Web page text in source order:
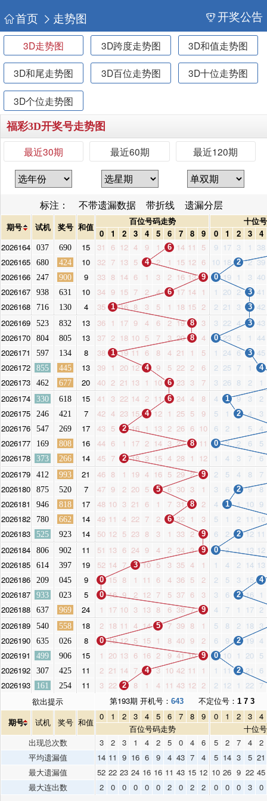
首页 走势图 开奖公告
3D走势图 3D跨度走势图 3D和值走势图
3D和尾走势图 3D百位走势图 3D十位走势图
3D个位走势图
福彩3D开奖号走势图
最近30期 最近60期 最近120期
标注： 不带遗漏数据 带折线 遗漏分层
期号 试机 奖号 和值
百位号码走势
十位
0
1 2 3 4 5 6 7 8 9 0 1 2 3
4
2026164
037 690 15 31 6 12 4 9 1 6 14 11 5 9 17 3 1
38
2026165
680 424 10 32 7 13 5 4 2 1 15 12 6 10 18 2 2 39
2026166
247 900 9 33 8 14 6 1 3 2 16 13 9 0 19 1 3 40
2026167
938 631 10 34 9 15 7 2 4 6 17 14 1 1 20 2 3 41
2026168
716 130 4 35 1 16 8 3 5 1 18 15 2 2 21 3 3 42
2026169
523 832 13 36 1 17 9 4 6 2 19 8 3 3 22 4 3 43
2026170
804 805 13 37 2 18 10 5 7 3 20 8 4 0 23 5 1 44
2026171
597 134 8 38 1 19 11 6 8 4 21 1 5 1 24 6 3 45
2026172
855 445 13 39 1 20 12 4 9 5 22 2 6 2 25 7 1 4
2026173 462 677 20 40 2 21 13 1 10 6 23 3 7 3 26 8 2
1
2026174
330 618 15 41 3 22 14 2 11 6 24 4 8 4 1 9 3
2
2026175
246 421 7 42 4 23 15 4 12 1 25 5 9 5 1 2 4
3
2026176
547 269 17 43 5 2 16 1 13 2 26 6 10 6 2 1 5
4
2026177
169 808 16 44 6 1 17 2 14 3 27 8 11 0 3 2 6
5
2026178
373 266 14 45 7 2 18 3 15 4 28 1 12 1 4 3 7
6
2026179
412 993 21 46 8 1 19 4 16 5 29 2 9 2 5 4 8
7
2026180
875 520 7 47 9 2 20 5 5 6 30 3 1 3 6 2 9
8
2026181
946 818 17 48 10 3 21 6 1 7 31 8 2 4 1 1 10 9
2026182
780 662 14 49 11 4 22 7 2 6 32 1 3 5 1 2 11 10
2026183
525 923 14 50 12 5 23 8 3 1 33 2 9 6 2 2 12 11
2026184
806 902 11 51 13 6 24 9 4 2 34 3 9 0 3 1 13 12
2026185
614 397 19 52 14 7 3 10 5 3 35 4 1 1 4 2 14 13
2026186
209 045 9 0 15 8 1 11 6 4 36 5 2 2 5 3 15 4
2026187 933 023 5 0 16 9 2 12 7 5 37 6 3 3 6 2 16
1
2026188
637 969 24 1 17 10 3 13 8 6 38 7 9 4 7 1 17 2
2026189
540 558 18 2 18 11 4 14 5 7 39 8 1 5 8 2 18 3
2026190
635 026 8 0 19 12 5 15 1 8 40 9 2 6 9 2 19 4
2026191
499 906 15 1 20 13 6 16 2 9 41 10 9 0 10 1 20 5
2026192
307 425 11 2 21 14 7 4 3 10 42 11 1 1 11 2 21
6
2026193
161 254 11 3 22 2 8 1 4 11 43 12 2 2 12 1 22 7
欲出提示
第193期 开机号： 643 不定位号： 1 7 3
期号 试机 奖号 和值
0 1 2 3 4 5 6 7 8 9 0 1 2 3
4
百位号码走势
十位
出现总次数
3 2 3 1 4 2 5 0 4 6 5 2 7 4
2
平均遗漏值
14 11 9 16 6 9 4 43 7 4 5 14 3 5 21
最大遗漏值
52 22 23 24 16 16 11 43 15 12 10 26 9 22 45
最大连出数
2 0 0 0 0 0 2 0 2 2 0 0 0 3 0